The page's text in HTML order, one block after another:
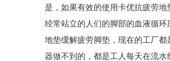
是，如果有效的使用卡优抗疲劳
经常站立的人们的脚部的血液循
地垫缓解疲劳脚垫，现在的工厂
器做不到的，都是工人每天在流